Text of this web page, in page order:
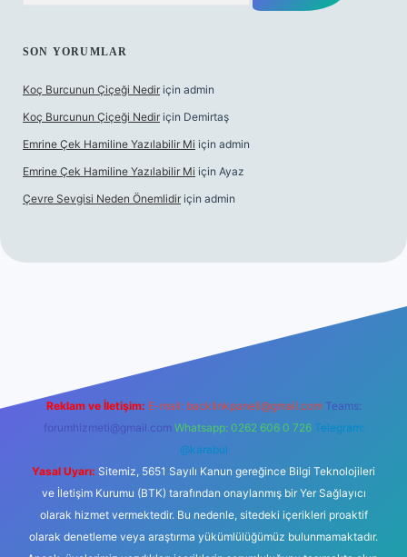
SON YORUMLAR
Koç Burcunun Çiçeği Nedir için admin
Koç Burcunun Çiçeği Nedir için Demirtaş
Emrine Çek Hamiline Yazılabilir Mi için admin
Emrine Çek Hamiline Yazılabilir Mi için Ayaz
Çevre Sevgisi Neden Önemlidir için admin
Reklam ve İletişim: E-mail: backlinkpaneli@gmail.com Teams:
forumhizmeti@gmail.com Whatsapp: 0262 606 0 726 Telegram:
@karabul
Yasal Uyarı: Sitemiz, 5651 Sayılı Kanun gereğince Bilgi Teknolojileri
ve İletişim Kurumu (BTK) tarafından onaylanmış bir Yer Sağlayıcı
olarak hizmet vermektedir. Bu nedenle, sitedeki içerikleri proaktif
olarak denetleme veya araştırma yükümlülüğümüz bulunmamaktadır.